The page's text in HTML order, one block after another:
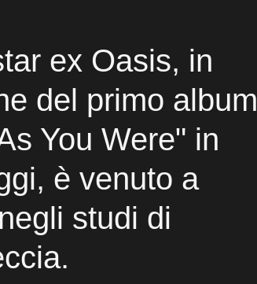
ex Oasis, in
del primo album
You Were" in
è venuto a
studi di